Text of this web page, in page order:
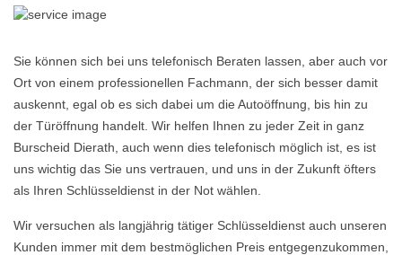
Sie können sich bei uns telefonisch Beraten lassen, aber auch vor
Ort von einem professionellen Fachmann, der sich besser damit
auskennt, egal ob es sich dabei um die Autoöffnung, bis hin zu
der Türöffnung handelt. Wir helfen Ihnen zu jeder Zeit in ganz
Burscheid Dierath, auch wenn dies telefonisch möglich ist, es ist
uns wichtig das Sie uns vertrauen, und uns in der Zukunft öfters
als Ihren Schlüsseldienst in der Not wählen.
Wir versuchen als langjährig tätiger Schlüsseldienst auch unseren
Kunden immer mit dem bestmöglichen Preis entgegenzukommen,